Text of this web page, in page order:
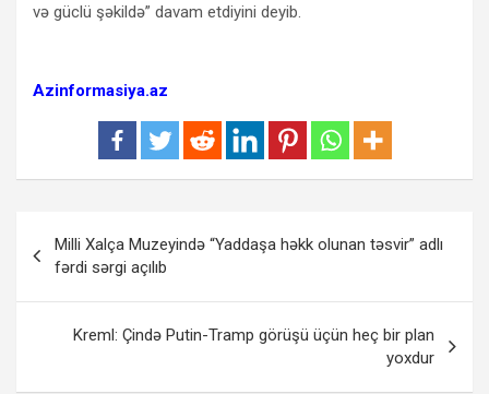
və güclü şəkildə” davam etdiyini deyib.
Azinformasiya.az
naviqasiyası
Milli Xalça Muzeyində “Yaddaşa həkk olunan təsvir” adlı
fərdi sərgi açılıb
Kreml: Çində Putin-Tramp görüşü üçün heç bir plan
yoxdur